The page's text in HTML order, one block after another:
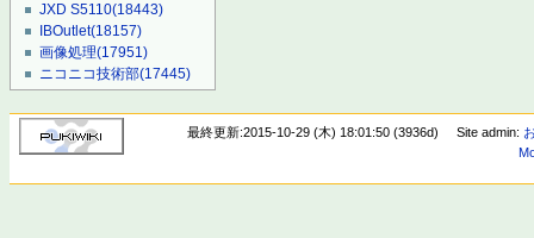
JXD S5110(18443)
IBOutlet(18157)
画像処理(17951)
ニコニコ技術部(17445)
最終更新:2015-10-29 (木) 18:01:50 (3936d) Site admin: